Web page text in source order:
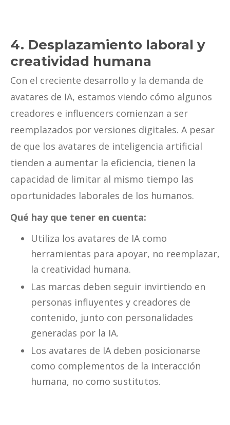
4. Desplazamiento laboral y
creatividad humana
Con el creciente desarrollo y la demanda de
avatares de IA, estamos viendo cómo algunos
creadores e influencers comienzan a ser
reemplazados por versiones digitales. A pesar
de que los avatares de inteligencia artificial
tienden a aumentar la eficiencia, tienen la
capacidad de limitar al mismo tiempo las
oportunidades laborales de los humanos.
Qué hay que tener en cuenta:
Utiliza los avatares de IA como
herramientas para apoyar, no reemplazar,
la creatividad humana.
Las marcas deben seguir invirtiendo en
personas influyentes y creadores de
contenido, junto con personalidades
generadas por la IA.
Los avatares de IA deben posicionarse
como complementos de la interacción
humana, no como sustitutos.